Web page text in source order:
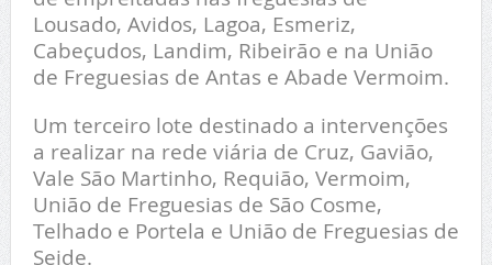
Lousado, Avidos, Lagoa, Esmeriz,
Cabeçudos, Landim, Ribeirão e na União
de Freguesias de Antas e Abade Vermoim.
Um terceiro lote destinado a intervenções
a realizar na rede viária de Cruz, Gavião,
Vale São Martinho, Requião, Vermoim,
União de Freguesias de São Cosme,
Telhado e Portela e União de Freguesias de
Seide.